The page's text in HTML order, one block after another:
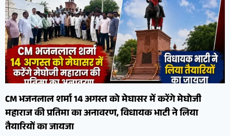
CM भजनलाल शर्मा 14 अगस्त को मेघासर में करेंगे मेघोजी
महाराज की प्रतिमा का अनावरण, विधायक भाटी ने लिया
तैयारियों का जायजा